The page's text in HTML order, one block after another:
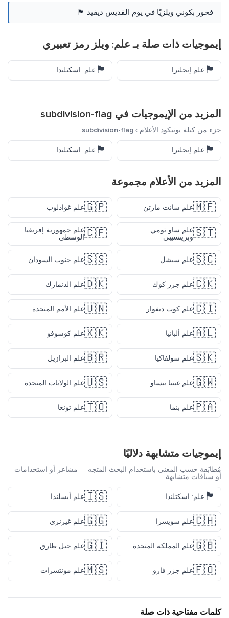
فخور بكوني ويلزيًا في يوم القديس ديفيد 🏴󠁧󠁢󠁷󠁬󠁳󠁿
إيموجيات ذات صلة بـ علم: ويلز رمز تعبيري
🏴󠁧󠁢󠁥󠁮󠁧󠁿 علم إنجلترا 🏴󠁧󠁢󠁳󠁣󠁴󠁿 علم: اسكتلندا
المزيد من الإيموجيات في subdivision-flag
جزء من كتلة يونيكود الأعلام ›
subdivision-flag
🏴󠁧󠁢󠁥󠁮󠁧󠁿 علم إنجلترا 🏴󠁧󠁢󠁳󠁣󠁴󠁿 علم: اسكتلندا
المزيد من الأعلام مجموعة
🇲🇫علم سانت مارتن 🇬🇵علم غوادلوب
🇸🇹علم ساو تومي
وبرينسيبي
🇨🇫علم جمهورية إفريقيا
الوسطى
🇸🇨علم سيشل 🇸🇸علم جنوب السودان
🇨🇰علم جزر كوك 🇩🇰علم الدنمارك
🇨🇮علم كوت ديفوار 🇺🇳علم الأمم المتحدة
🇦🇱علم ألبانيا 🇽🇰علم كوسوفو
🇸🇰علم سولفاكيا 🇧🇷علم البرازيل
🇬🇼علم غينيا بيساو 🇺🇸علم الولايات المتحدة
🇵🇦علم بنما 🇹🇴علم تونغا
إيموجيات متشابهة دلاليًا
مُطابَقة حسب المعنى باستخدام البحث المتجه — مشاعر أو استخدامات
أو سياقات متشابهة.
🏴󠁧󠁢󠁳󠁣󠁴󠁿 علم: اسكتلندا 🇮🇸علم أيسلندا
🇨🇭علم سويسرا 🇬🇬علم غيرنزي
🇬🇧علم المملكة المتحدة 🇬🇮علم جبل طارق
🇫🇴علم جزر فارو 🇲🇸علم مونتسرات
كلمات مفتاحية ذات صلة